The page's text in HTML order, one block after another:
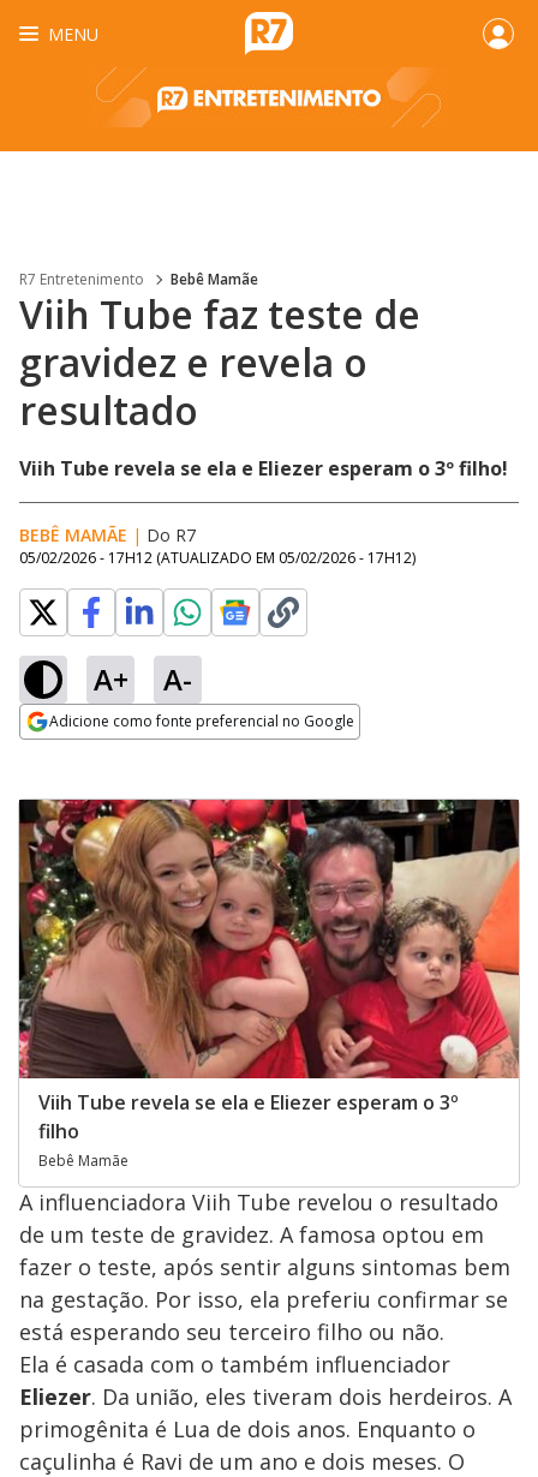
MENU
R7 Entretenimento Bebê Mamãe
Viih Tube faz teste de
gravidez e revela o
resultado
Viih Tube revela se ela e Eliezer esperam o 3º filho!
BEBÊ MAMÃE | Do R7
05/02/2026 - 17H12 (ATUALIZADO EM 05/02/2026 - 17H12)
A+ A-
Adicione como fonte preferencial no Google
Viih Tube revela se ela e Eliezer esperam o 3º
filho
Bebê Mamãe
A influenciadora Viih Tube revelou o resultado
de um teste de gravidez. A famosa optou em
fazer o teste, após sentir alguns sintomas bem
na gestação. Por isso, ela preferiu confirmar se
está esperando seu terceiro filho ou não.
Ela é casada com o também influenciador
Eliezer. Da união, eles tiveram dois herdeiros. A
primogênita é Lua de dois anos. Enquanto o
caçulinha é Ravi de um ano e dois meses. O